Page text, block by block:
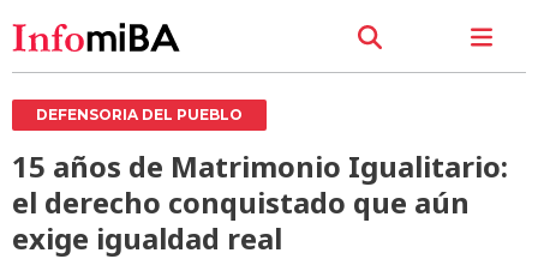
DEFENSORIA DEL PUEBLO
15 años de Matrimonio Igualitario:
el derecho conquistado que aún
exige igualdad real